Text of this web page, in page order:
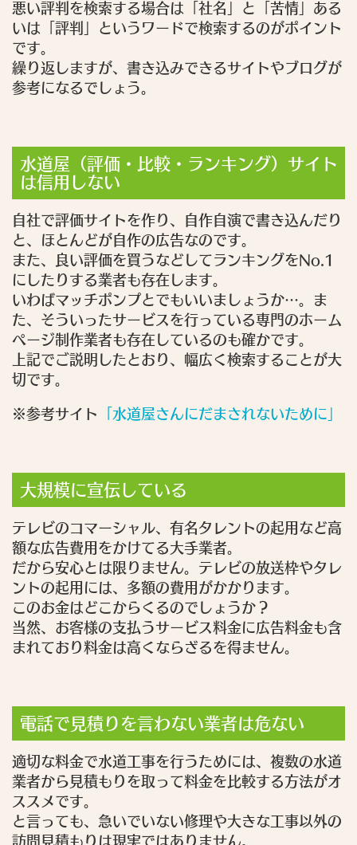
悪い評判を検索する場合は「社名」と「苦情」ある
いは「評判」というワードで検索するのがポイント
です。
繰り返しますが、書き込みできるサイトやブログが
参考になるでしょう。
水道屋（評価・比較・ランキング）サイト
は信用しない
自社で評価サイトを作り、自作自演で書き込んだり
と、ほとんどが自作の広告なのです。
また、良い評価を買うなどしてランキングをNo.1
にしたりする業者も存在します。
いわばマッチポンプとでもいいましょうか…。ま
た、そういったサービスを行っている専門のホーム
ページ制作業者も存在しているのも確かです。
上記でご説明したとおり、幅広く検索することが大
切です。
※参考サイト 「水道屋さんにだまされないために」
大規模に宣伝している
テレビのコマーシャル、有名タレントの起用など高
額な広告費用をかけてる大手業者。
だから安心とは限りません。テレビの放送枠やタレ
ントの起用には、多額の費用がかかります。
このお金はどこからくるのでしょうか？
当然、お客様の支払うサービス料金に広告料金も含
まれており料金は高くならざるを得ません。
電話で見積りを言わない業者は危ない
適切な料金で水道工事を行うためには、複数の水道
業者から見積もりを取って料金を比較する方法がオ
ススメです。
と言っても、急いでいない修理や大きな工事以外の
訪問見積もりは現実ではありません。